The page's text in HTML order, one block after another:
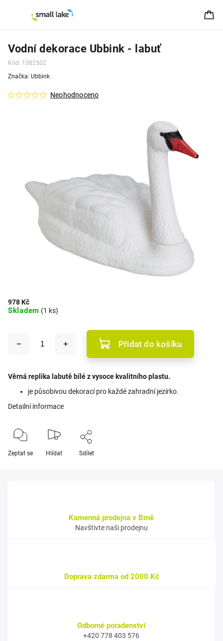
Vodní dekorace Ubbink - labuť
Kód: 1382502
Neohodnoceno
Značka: Ubbink
978 Kč
Skladem (1 ks)
Přidat do košíku
Věrná replika labutě bílé z vysoce kvalitního plastu.
je působivou dekorací pro každé zahradní jezírko.
Detailní informace
Zeptat se Hlídat Sdílet
Kamenná prodejna v Brně
Navštivte naši prodejnu
Doprava zdarma od 2000 Kč
Odborné poradenství
+420 778 403 576